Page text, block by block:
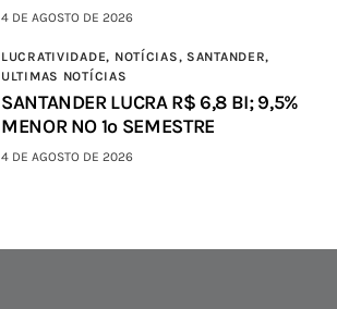
4 DE AGOSTO DE 2026
LUCRATIVIDADE, NOTÍCIAS, SANTANDER,
ULTIMAS NOTÍCIAS
SANTANDER LUCRA R$ 6,8 BI; 9,5%
MENOR NO 1º SEMESTRE
4 DE AGOSTO DE 2026